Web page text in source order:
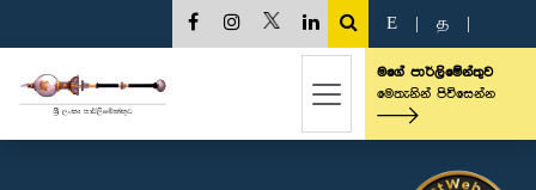
E த
මගේ පාර්ලිමේන්තුව
මෙතැනින් පිවිසෙන්න